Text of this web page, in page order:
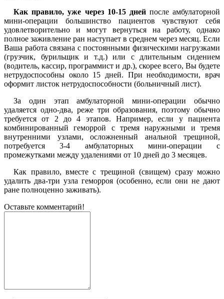
Как правило, уже через 10-15 днейпосле амбулаторной
мини-операции большинство пациентов чувствуют себя
удовлетворительно и могут вернуться на работу, однако
полное заживление ран наступает в среднем через месяц. Если
Ваша работа связана с постоянными физическими нагрузками
(грузчик, бурильщик и т.д.) или с длительным сидением
(водитель, кассир, программист и др.), скорее всего, Вы будете
нетрудоспособны около 15 дней. При необходимости, врач
оформит листок нетрудоспособности (больничный лист).
За один этап амбулаторной мини-операции обычно
удаляется одно-два, реже три образования, поэтому обычно
требуется от 2 до 4 этапов. Например, если у пациента
комбинированный геморрой с тремя наружными и тремя
внутренними узлами, осложненный анальной трещиной,
потребуется 3-4 амбулаторных мини-операции с
промежутками между удалениями от 10 дней до 3 месяцев.
Как правило, вместе с трещиной (свищем) сразу можно
удалить два-три узла геморроя (особенно, если они не дают
ране полноценно заживать).
Оставьте комментарий!